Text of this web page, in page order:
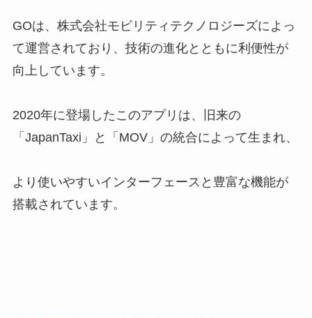
GOは、株式会社モビリティテクノロジーズによっ
て運営されており、技術の進化とともに利便性が
向上しています。
2020年に登場したこのアプリは、旧来の
「JapanTaxi」と「MOV」の統合によって生まれ、
より使いやすいインターフェースと豊富な機能が
搭載されています。